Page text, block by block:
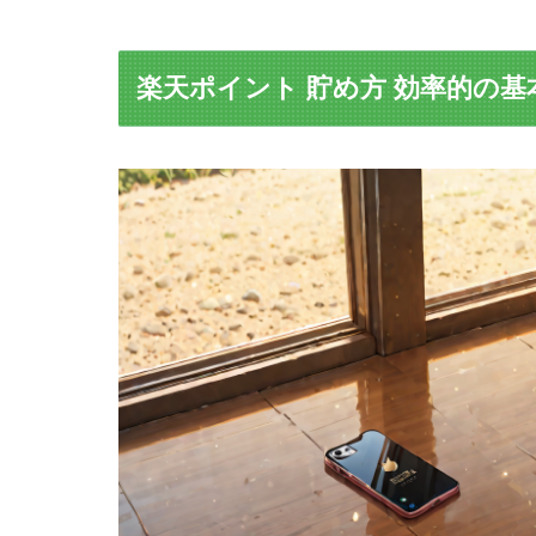
楽天ポイント 貯め方 効率的の基